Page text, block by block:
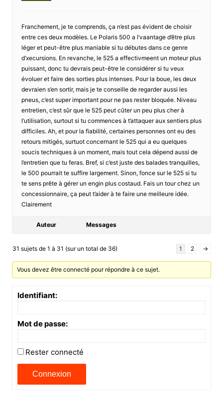
Franchement, je te comprends, ça n’est pas évident de choisir
entre ces deux modèles. Le Polaris 500 a l’vaantage d’être plus
léger et peut-être plus maniable si tu débutes dans ce genre
d’xecursions. En revanche, le 525 a effectivmeent un moteur plus
puissant, donc tu devrais peut-être le considérer si tu veux
évoluer et faire des sorties plus intenses. Pour la boue, les deux
devraien s’en sortir, mais je te conseille de regarder aussi les
pneus, c’est super important pour ne pas rester bloquée. Niveau
entretien, c’est sûr que le 525 peut cûter un peu plus cher à
l’utilisation, surtout si tu commences à t’attaquer aux sentiers plus
difficiles. Ah, et pour la fiabilité, certaines personnes ont eu des
retours mitigés, surtuot concernant le 525 qui a eu quelques
soucis techniques à un moment, mais tout cela dépend aussi de
l’entretien que tu feras. Bref, si c’est juste des balades tranquilles,
le 500 pourrait te suffire largement. Sinon, fonce sur le 525 si tu
te sens prête à gérer un engin plus costaud. Fais un tour chez un
concessionnaire, ça peut t’aider à te faire une meilleure idée.
Clairement
Auteur Messages
31 sujets de 1 à 31 (sur un total de 36) 1 2 →
Vous devez être connecté pour répondre à ce sujet.
Identifiant:
Mot de passe:
Rester connecté
Connexion